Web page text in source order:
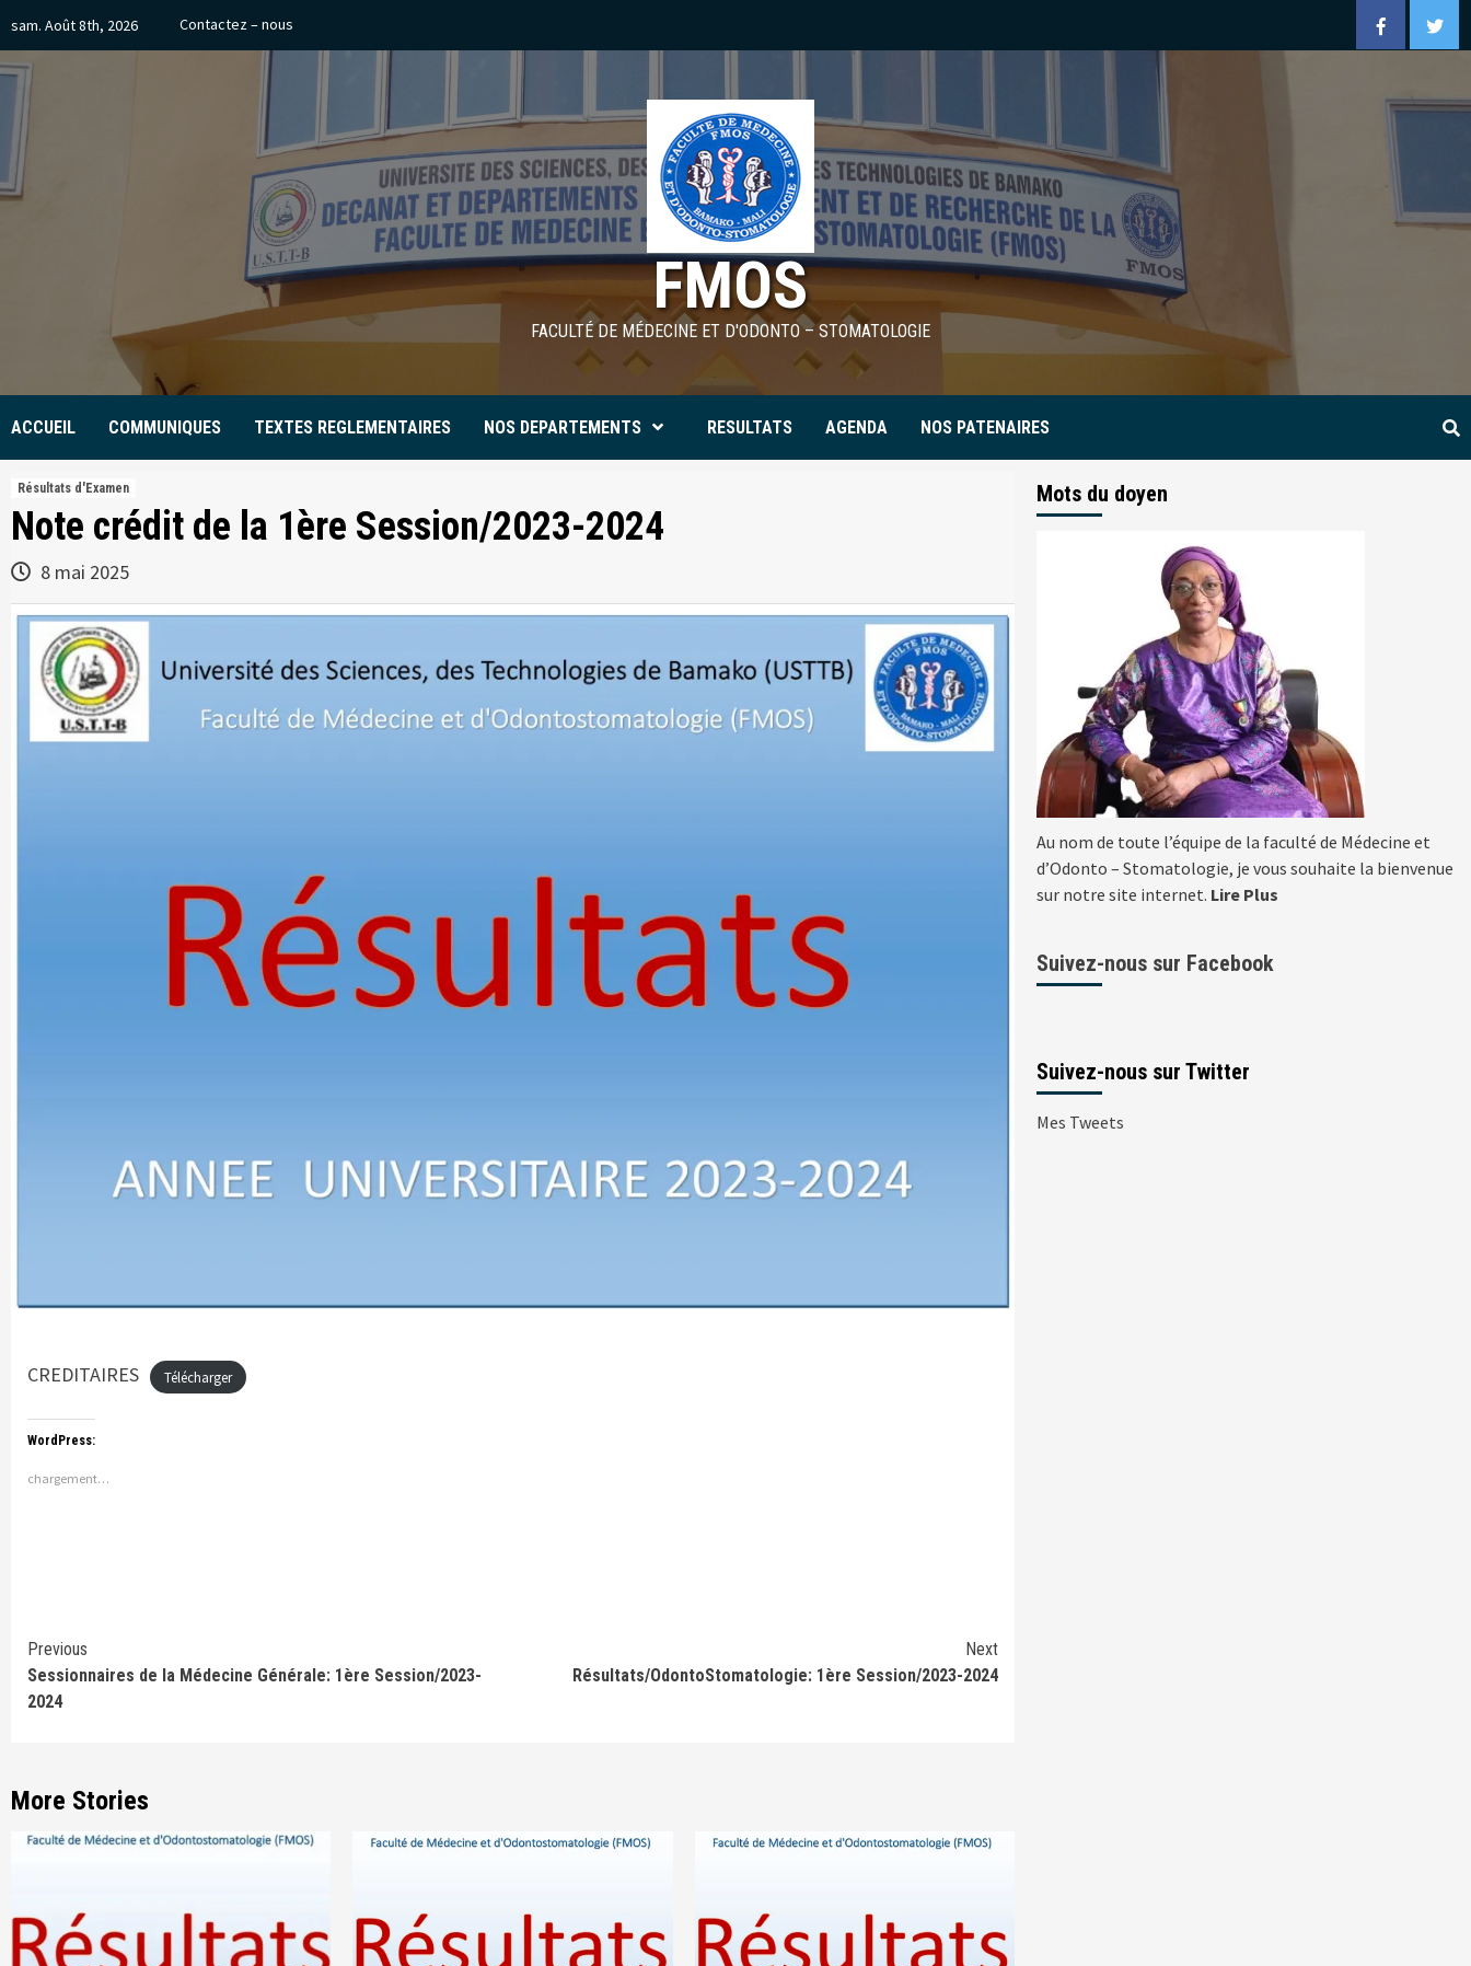
content
sam. Août 8th, 2026 Contactez – nous Facebook
FMOS
FACULTÉ DE MÉDECINE ET D'ODONTO – STOMATOLOGIE
ACCUEIL COMMUNIQUES TEXTES REGLEMENTAIRES NOS DEPARTEMENTS RESULTATS AGENDA NOS PATENAIRES
Résultats d'Examen
Note crédit de la 1ère Session/2023-2024
8 mai 2025
CREDITAIRES Télécharger
WordPress:
chargement…
Continue
Reading
Previous
Sessionnaires de la Médecine Générale: 1ère Session/2023-
2024
Next
Résultats/OdontoStomatologie: 1ère Session/2023-2024
More Stories
Mots du doyen
Au nom de toute l’équipe de la faculté de Médecine et
d’Odonto – Stomatologie, je vous souhaite la bienvenue
sur notre site internet. Lire Plus
Suivez-nous sur Facebook
Suivez-nous sur Twitter
Mes Tweets